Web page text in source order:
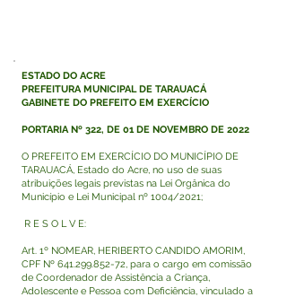
ESTADO DO ACRE
PREFEITURA MUNICIPAL DE TARAUACÁ
GABINETE DO PREFEITO EM EXERCÍCIO
PORTARIA Nº 322, DE 01 DE NOVEMBRO DE 2022
O PREFEITO EM EXERCÍCIO DO MUNICÍPIO DE
TARAUACÁ, Estado do Acre, no uso de suas
atribuições legais previstas na Lei Orgânica do
Município e Lei Municipal nº 1004/2021;
R E S O L V E:
Art. 1º NOMEAR, HERIBERTO CANDIDO AMORIM,
CPF Nº 641.299.852-72, para o cargo em comissão
de Coordenador de Assistência a Criança,
Adolescente e Pessoa com Deficiência, vinculado a